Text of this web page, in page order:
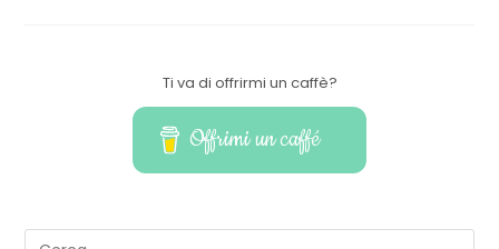
Ti va di offrirmi un caffè?
Offrimi un caffé